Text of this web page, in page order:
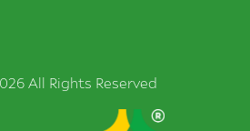
All Rights Reserved